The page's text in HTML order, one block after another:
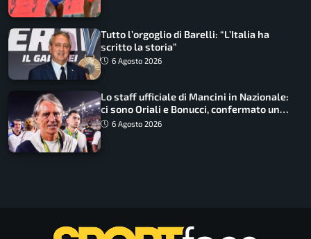
Tutto l’orgoglio di Barelli: “L’Italia ha
scritto la storia”
6 Agosto 2026
Lo staff ufficiale di Mancini in Nazionale:
ci sono Oriali e Bonucci, confermato un
ritorno
6 Agosto 2026